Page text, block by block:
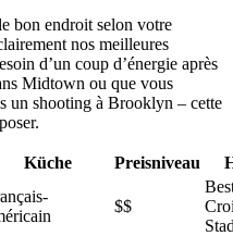
bon endroit selon votre
nos meilleures
d’un coup d’énergie après
Midtown ou que vous
un shooting à Brooklyn – cette
Küche Preisniveau
$$